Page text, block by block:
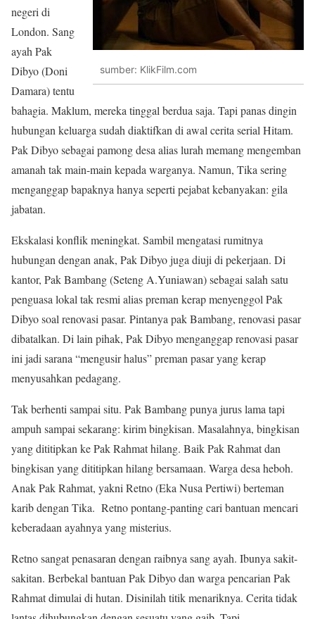
sumber: KlikFilm.com
negeri di
London. Sang
ayah Pak
Dibyo (Doni
Damara) tentu
bahagia. Maklum, mereka tinggal berdua saja. Tapi panas dingin
hubungan keluarga sudah diaktifkan di awal cerita serial Hitam.
Pak Dibyo sebagai pamong desa alias lurah memang mengemban
amanah tak main-main kepada warganya. Namun, Tika sering
menganggap bapaknya hanya seperti pejabat kebanyakan: gila
jabatan.
Ekskalasi konflik meningkat. Sambil mengatasi rumitnya
hubungan dengan anak, Pak Dibyo juga diuji di pekerjaan. Di
kantor, Pak Bambang (Seteng A.Yuniawan) sebagai salah satu
penguasa lokal tak resmi alias preman kerap menyenggol Pak
Dibyo soal renovasi pasar. Pintanya pak Bambang, renovasi pasar
dibatalkan. Di lain pihak, Pak Dibyo menganggap renovasi pasar
ini jadi sarana “mengusir halus” preman pasar yang kerap
menyusahkan pedagang.
Tak berhenti sampai situ. Pak Bambang punya jurus lama tapi
ampuh sampai sekarang: kirim bingkisan. Masalahnya, bingkisan
yang dititipkan ke Pak Rahmat hilang. Baik Pak Rahmat dan
bingkisan yang dititipkan hilang bersamaan. Warga desa heboh.
Anak Pak Rahmat, yakni Retno (Eka Nusa Pertiwi) berteman
karib dengan Tika. Retno pontang-panting cari bantuan mencari
keberadaan ayahnya yang misterius.
Retno sangat penasaran dengan raibnya sang ayah. Ibunya sakit-
sakitan. Berbekal bantuan Pak Dibyo dan warga pencarian Pak
Rahmat dimulai di hutan. Disinilah titik menariknya. Cerita tidak